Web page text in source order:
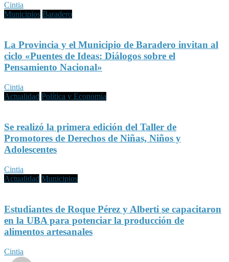
Cintia
Municipios Baradero
La Provincia y el Municipio de Baradero invitan al
ciclo «Puentes de Ideas: Diálogos sobre el
Pensamiento Nacional»
Cintia
Actualidad Política y Economía
Se realizó la primera edición del Taller de
Promotores de Derechos de Niñas, Niños y
Adolescentes
Cintia
Actualidad Municipios
Estudiantes de Roque Pérez y Alberti se capacitaron
en la UBA para potenciar la producción de
alimentos artesanales
Cintia